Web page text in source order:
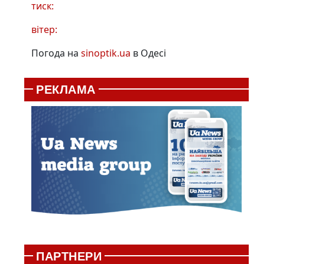
тиск:
вітер:
Погода на sinoptik.ua в Одесі
РЕКЛАМА
ПАРТНЕРИ